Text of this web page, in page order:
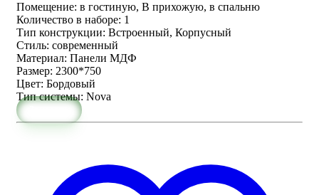
Помещение: в гостиную, В прихожую, в спальню
Количество в наборе: 1
Тип конструкции: Встроенный, Корпусный
Стиль: современный
Материал: Панели МДФ
Размер: 2300*750
Цвет: Бордовый
Тип системы: Nova